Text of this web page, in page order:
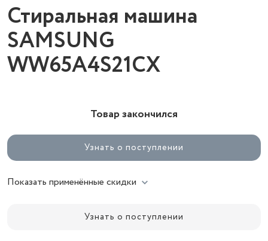
Стиральная машина
SAMSUNG
WW65A4S21CX
Товар закончился
Узнать о поступлении
Показать применённые скидки
Узнать о поступлении